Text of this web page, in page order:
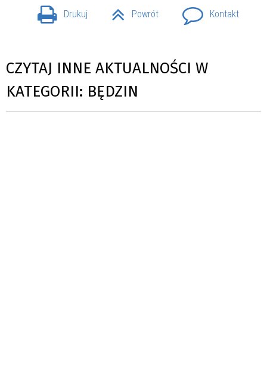
Drukuj Powrót Kontakt
CZYTAJ INNE AKTUALNOŚCI W
KATEGORII: BĘDZIN